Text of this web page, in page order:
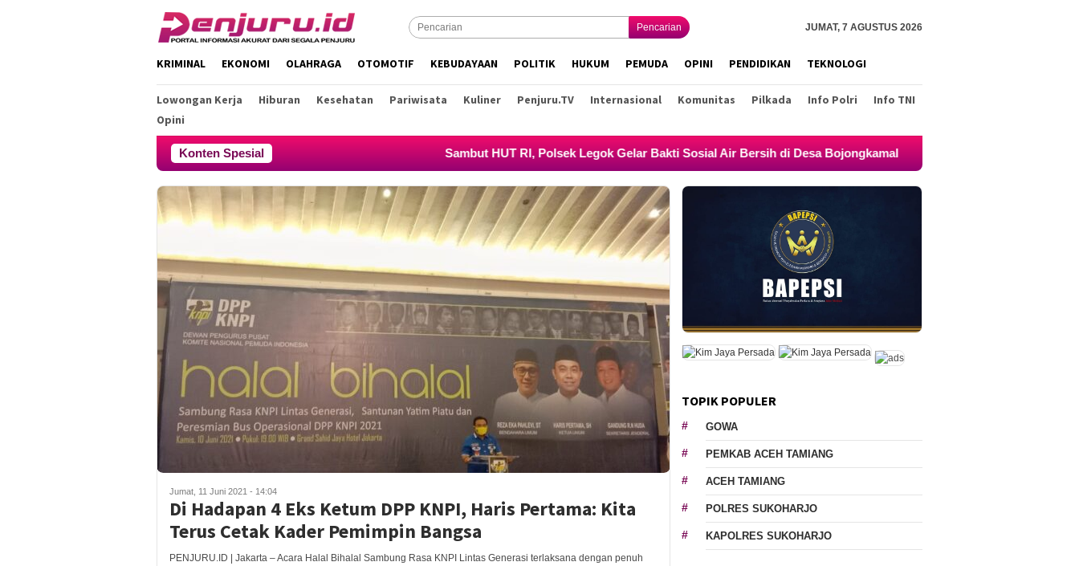
Pencarian JUMAT, 7 AGUSTUS 2026
KRIMINAL EKONOMI OLAHRAGA OTOMOTIF KEBUDAYAAN POLITIK HUKUM PEMUDA OPINI PENDIDIKAN TEKNOLOGI
Lowongan Kerja Hiburan Kesehatan Pariwisata Kuliner Penjuru.TV Internasional Komunitas Pilkada Info Polri
Info TNI
Opini
Konten Spesial Sambut HUT RI, Polsek Legok Gelar Bakti Sosial Air Bersih di Desa Bojongkamal Bukti Nyata Polri Presisi, Polsek
Jumat, 11 Juni 2021 - 14:04
Di Hadapan 4 Eks Ketum DPP KNPI, Haris Pertama: Kita
Terus Cetak Kader Pemimpin Bangsa
PENJURU.ID | Jakarta – Acara Halal Bihalal Sambung Rasa KNPI Lintas Generasi terlaksana dengan penuh
TOPIK POPULER
GOWA
PEMKAB ACEH TAMIANG
ACEH TAMIANG
POLRES SUKOHARJO
KAPOLRES SUKOHARJO